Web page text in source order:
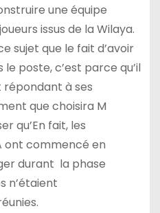
une équipe
issus de la Wilaya.
sujet que le fait d’avoir
poste, c’est parce qu’il
répondant à ses
que choisira M
qu’En fait, les
ont commencé en
durant la phase
n’étaient